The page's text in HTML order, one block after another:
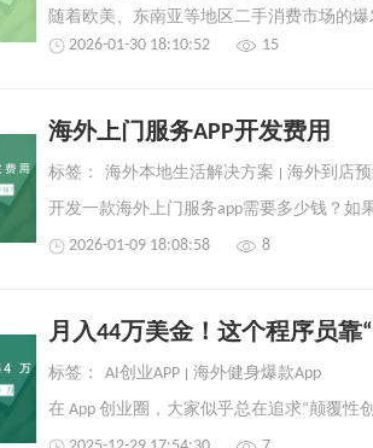
2026-01-30 18:10:52 15
​海外上门服务APP开发费用
标签： 海外本地生活解决方案 海外到店预
2026-01-09 18:08:58 8
月入44万美金！这个程序员靠
标签： AI创业APP 海外健身爆款App